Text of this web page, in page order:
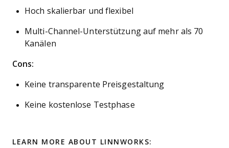
Hoch skalierbar und flexibel
Multi-Channel-Unterstützung auf mehr als 70
Kanälen
Cons:
Keine transparente Preisgestaltung
Keine kostenlose Testphase
LEARN MORE ABOUT LINNWORKS: